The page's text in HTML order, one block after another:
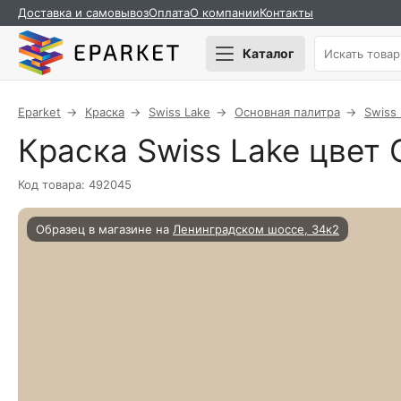
Доставка и самовывозОплатаО компанииКонтакты
Каталог
Eparket Краска Swiss Lake Основная палитра Swiss
Краска Swiss Lake цвет
Код товара: 492045
Образец в магазине на Ленинградском шоссе, 34к2